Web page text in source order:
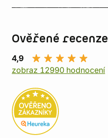
Ověřené recenze
4,9
zobraz 12990 hodnocení